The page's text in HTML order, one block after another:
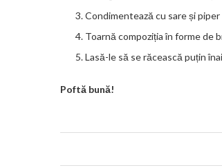
Condimentează cu sare și
Toarnă compoziția în forme de
Lasă-le să se răcească puțin
Poftă bună!